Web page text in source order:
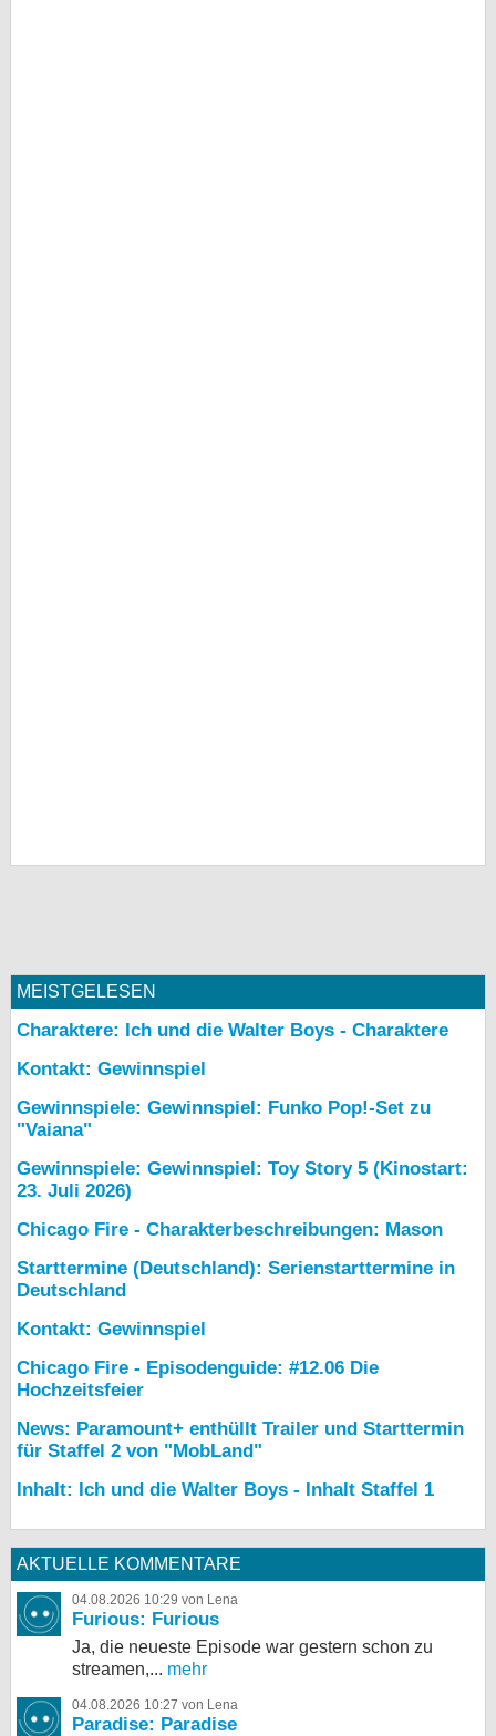
MEISTGELESEN
Charaktere: Ich und die Walter Boys - Charaktere
Kontakt: Gewinnspiel
Gewinnspiele: Gewinnspiel: Funko Pop!-Set zu
"Vaiana"
Gewinnspiele: Gewinnspiel: Toy Story 5 (Kinostart:
23. Juli 2026)
Chicago Fire - Charakterbeschreibungen: Mason
Starttermine (Deutschland): Serienstarttermine in
Deutschland
Kontakt: Gewinnspiel
Chicago Fire - Episodenguide: #12.06 Die
Hochzeitsfeier
News: Paramount+ enthüllt Trailer und Starttermin
für Staffel 2 von "MobLand"
Inhalt: Ich und die Walter Boys - Inhalt Staffel 1
AKTUELLE KOMMENTARE
04.08.2026 10:29 von Lena
Furious: Furious
Ja, die neueste Episode war gestern schon zu
streamen,... mehr
04.08.2026 10:27 von Lena
Paradise: Paradise